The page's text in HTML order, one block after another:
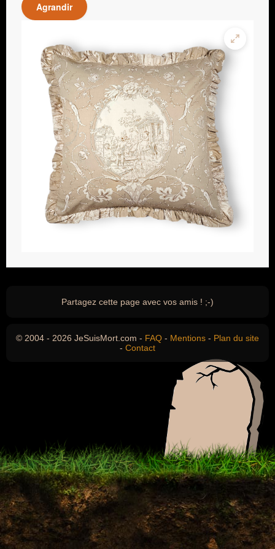
Agrandir
Partagez cette page avec vos amis ! ;-)
© 2004 - 2026 JeSuisMort.com - FAQ - Mentions - Plan du site
- Contact